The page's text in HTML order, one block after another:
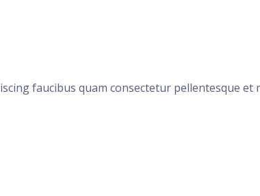
faucibus quam consectetur pellentesque et